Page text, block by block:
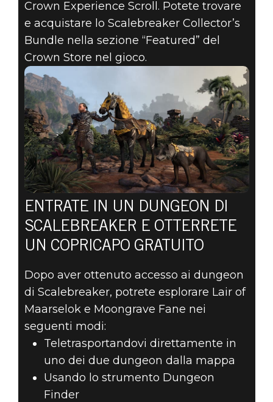
Crown Experience Scroll. Potete trovare
e acquistare lo Scalebreaker Collector’s
Bundle nella sezione “Featured” del
Crown Store nel gioco.
ENTRATE IN UN DUNGEON DI
SCALEBREAKER E OTTERRETE
UN COPRICAPO GRATUITO
Dopo aver ottenuto accesso ai dungeon
di Scalebreaker, potrete esplorare Lair of
Maarselok e Moongrave Fane nei
seguenti modi:
Teletrasportandovi direttamente in
uno dei due dungeon dalla mappa
Usando lo strumento Dungeon
Finder